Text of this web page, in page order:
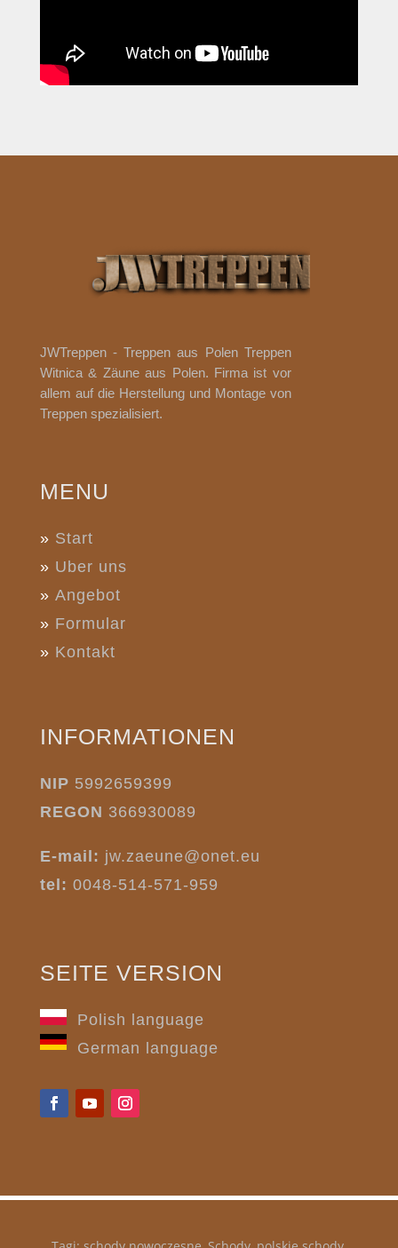
JWTreppen - Treppen aus Polen Treppen
Witnica & Zäune aus Polen. Firma ist vor
allem auf die Herstellung und Montage von
Treppen spezialisiert.
MENU
» Start
» Uber uns
» Angebot
» Formular
» Kontakt
INFORMATIONEN
NIP 5992659399
REGON 366930089
E-mail: jw.zaeune@onet.eu
tel: 0048-514-571-959
SEITE VERSION
Polish language
German language